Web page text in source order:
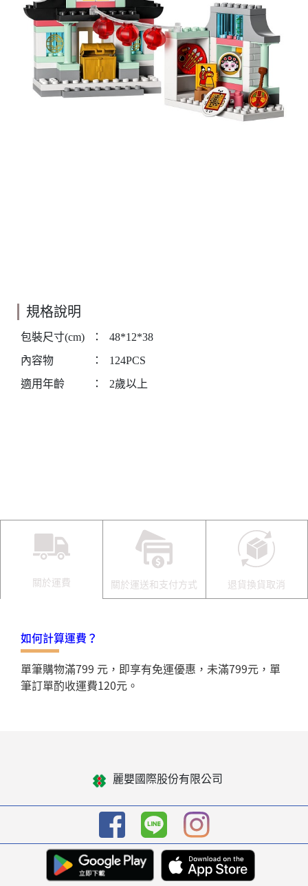
規格說明
包裝尺寸(cm) ：
48*12*38
內容物
：
124PCS
適用年齡
： 2歲以上
關於運費 關於運送和支付方式 退貨換貨取消
如何計算運費？
單筆購物滿799 元，即享有免運優惠，未滿799元，單
筆訂單酌收運費120元。
麗嬰國際股份有限公司